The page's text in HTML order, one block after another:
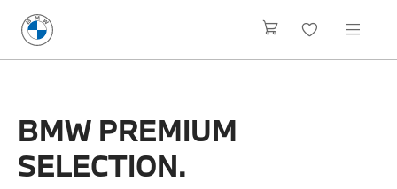
BMW PREMIUM
SELECTION.